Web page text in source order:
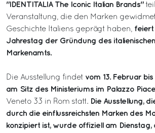
"IDENTITALIA The Iconic Italian Brands"
Veranstaltung, die den Marken
Geschichte Italiens geprägt haben,
feiert
Jahrestag der Gründung des
Markenamts.
Die Ausstellung findet vom 13. Februar
am Sitz des Ministeriums im Palazzo
Veneto 33 in Rom statt. Die Ausstellung,
durch die einflussreichsten Marken des
konzipiert ist, wurde offiziell am Dienstag,